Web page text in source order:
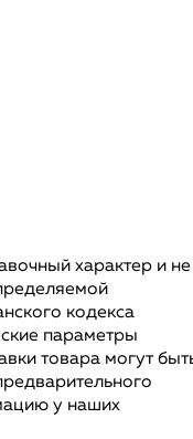
характер и не
кодекса
параметры
товара могут
у наших